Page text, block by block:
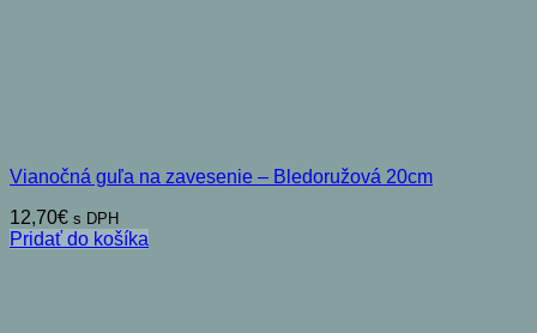
Vianočná guľa na zavesenie – Bledoružová 20cm
12,70€ s DPH
Pridať do košíka